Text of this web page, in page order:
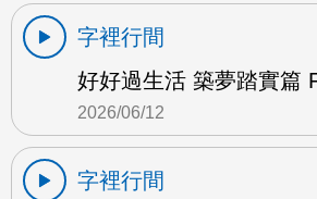
字裡行間
好好過生活 築夢踏實篇
2026/06/12
字裡行間